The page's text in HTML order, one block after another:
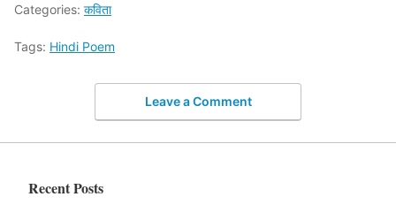
Categories: कविता
Tags: Hindi Poem
Leave a Comment
Recent Posts